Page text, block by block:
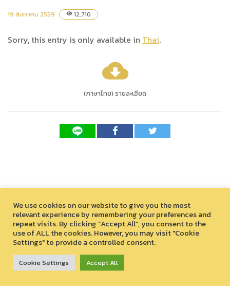
19 สิงหาคม 2559 visibility 12,710
Sorry, this entry is only available in Thai.
cloud_download
(ภาษาไทย) รายละเอียด
สงวนลิขสิทธิ์ © 2026 องค์การบริหารไนท์ซาฟารี (องค์การมหาชน)
33 หมู่ที่ 12 ตำบลหนองควาย อำเภอหางดง จังหวัดเชียงใหม่ 50230
We use cookies on our website to give you the most
relevant experience by remembering your preferences and
repeat visits. By clicking “Accept All”, you consent to the
use of ALL the cookies. However, you may visit "Cookie
Settings" to provide a controlled consent.
Cookie Settings Accept All